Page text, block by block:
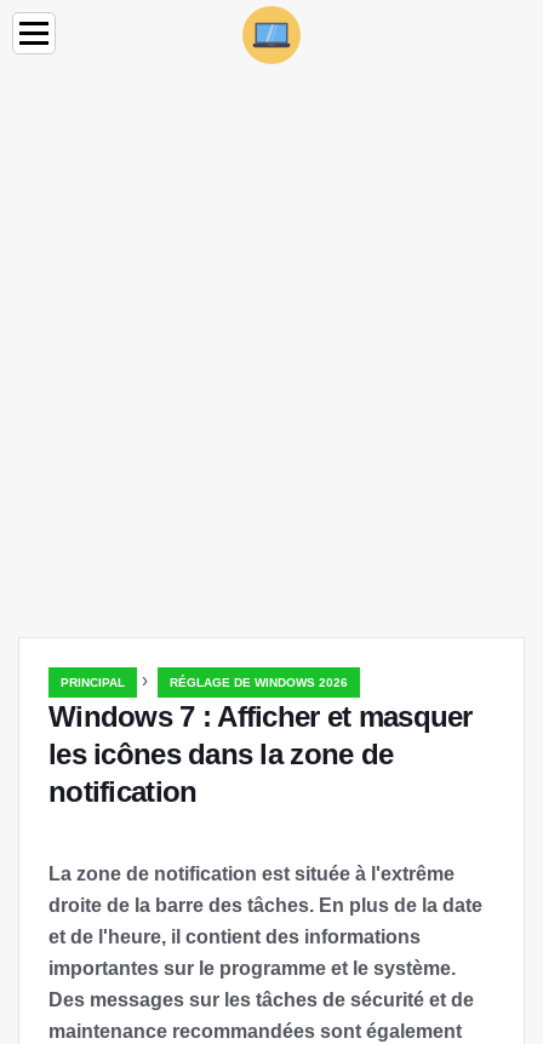
PRINCIPAL › RÉGLAGE DE WINDOWS 2026
Windows 7 : Afficher et masquer
les icônes dans la zone de
notification
La zone de notification est située à l'extrême
droite de la barre des tâches. En plus de la date
et de l'heure, il contient des informations
importantes sur le programme et le système.
Des messages sur les tâches de sécurité et de
maintenance recommandées sont également